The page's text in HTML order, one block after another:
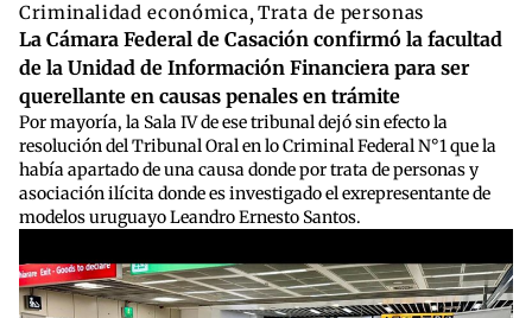
Criminalidad económica,Trata de personas
La Cámara Federal de Casación confirmó la facultad
de la Unidad de Información Financiera para ser
querellante en causas penales en trámite
Por mayoría, la Sala IV de ese tribunal dejó sin efecto la
resolución del Tribunal Oral en lo Criminal Federal N°1 que la
había apartado de una causa donde por trata de personas y
asociación ilícita donde es investigado el exrepresentante de
modelos uruguayo Leandro Ernesto Santos.